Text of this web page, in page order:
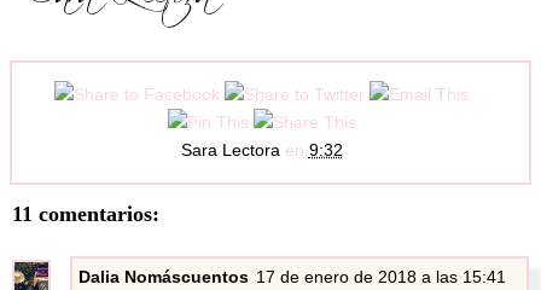
Sara Lectora en 9:32
11 comentarios:
Dalia Nomáscuentos 17 de enero de 2018 a las 15:41